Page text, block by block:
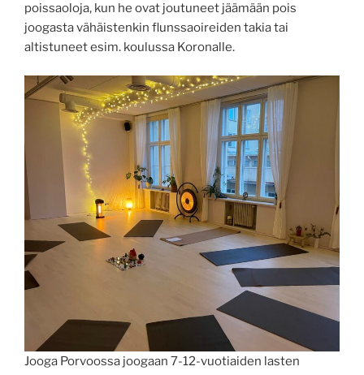
poissaoloja, kun he ovat joutuneet jäämään pois
joogasta vähäistenkin flunssaoireiden takia tai
altistuneet esim. koulussa Koronalle.
Jooga Porvoossa joogaan 7-12-vuotiaiden lasten